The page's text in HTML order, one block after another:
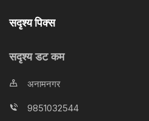
सदृश्य पिक्स
सदृश्य डट कम
अनामनगर
9851032544